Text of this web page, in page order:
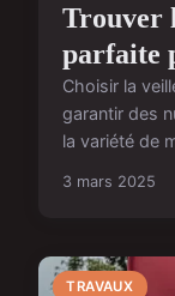
Trouver
parfaite
Choisir la
garantir des
la variété de
3 mars 2025
TRAVAUX